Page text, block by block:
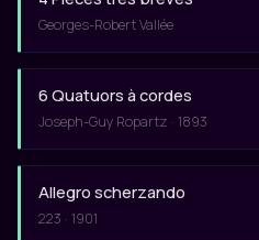
Georges-Robert Vallée
6 Quatuors à cordes
Joseph-Guy Ropartz · 1893
Allegro scherzando
223 · 1901